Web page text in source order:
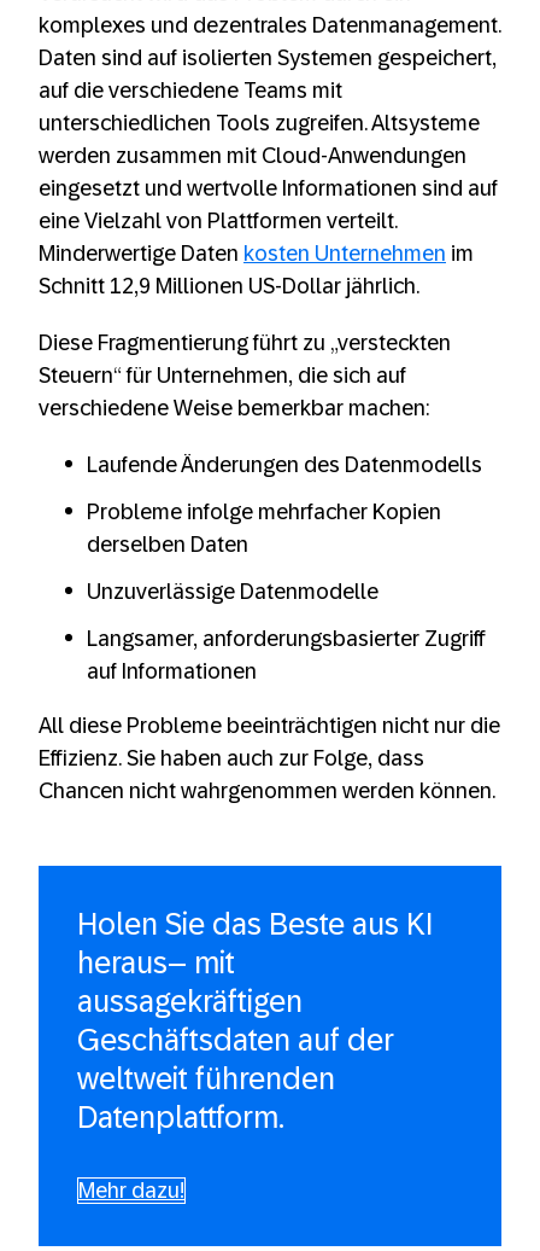
komplexes und dezentrales Datenmanagement.
Daten sind auf isolierten Systemen gespeichert,
auf die verschiedene Teams mit
unterschiedlichen Tools zugreifen. Altsysteme
werden zusammen mit Cloud-Anwendungen
eingesetzt und wertvolle Informationen sind auf
eine Vielzahl von Plattformen verteilt.
Minderwertige Daten kosten Unternehmen im
Schnitt 12,9 Millionen US-Dollar jährlich.
Diese Fragmentierung führt zu „versteckten
Steuern“ für Unternehmen, die sich auf
verschiedene Weise bemerkbar machen:
Laufende Änderungen des Datenmodells
Probleme infolge mehrfacher Kopien
derselben Daten
Unzuverlässige Datenmodelle
Langsamer, anforderungsbasierter Zugriff
auf Informationen
All diese Probleme beeinträchtigen nicht nur die
Effizienz. Sie haben auch zur Folge, dass
Chancen nicht wahrgenommen werden können.
Holen Sie das Beste aus KI
heraus– mit
aussagekräftigen
Geschäftsdaten auf der
weltweit führenden
Datenplattform.
Mehr dazu!